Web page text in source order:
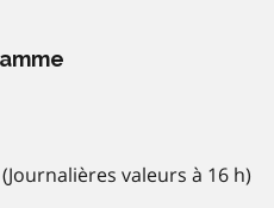
valeurs à 16 h)